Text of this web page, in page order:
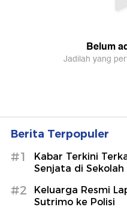
Berita Terpopuler
#1
Kabar Terkini
Senjata di Sekolah
#2
Keluarga Resmi
Sutrimo ke Polisi